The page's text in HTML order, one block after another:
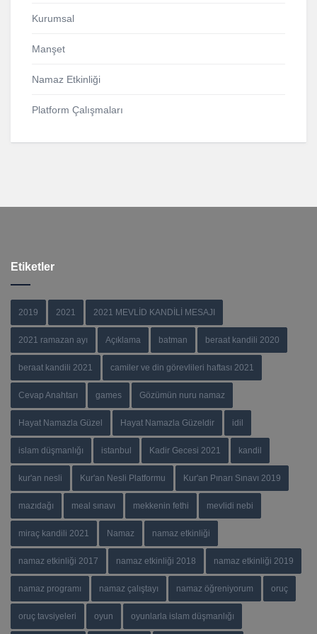
Kurumsal
Manşet
Namaz Etkinliği
Platform Çalışmaları
Etiketler
2019 2021 2021 MEVLİD KANDİLİ MESAJI
2021 ramazan ayı Açıklama batman beraat kandili 2020
beraat kandili 2021 camiler ve din görevlileri haftası 2021
Cevap Anahtarı games Gözümün nuru namaz
Hayat Namazla Güzel Hayat Namazla Güzeldir idil
islam düşmanlığı istanbul Kadir Gecesi 2021 kandil
kur'an nesli Kur'an Nesli Platformu Kur'an Pınarı Sınavı 2019
mazıdağı meal sınavı mekkenin fethi mevlidi nebi
miraç kandili 2021 Namaz namaz etkinliği
namaz etkinliği 2017 namaz etkinliği 2018 namaz etkinliği 2019
namaz programı namaz çalıştayı namaz öğreniyorum oruç
oruç tavsiyeleri oyun oyunlarla islam düşmanlığı